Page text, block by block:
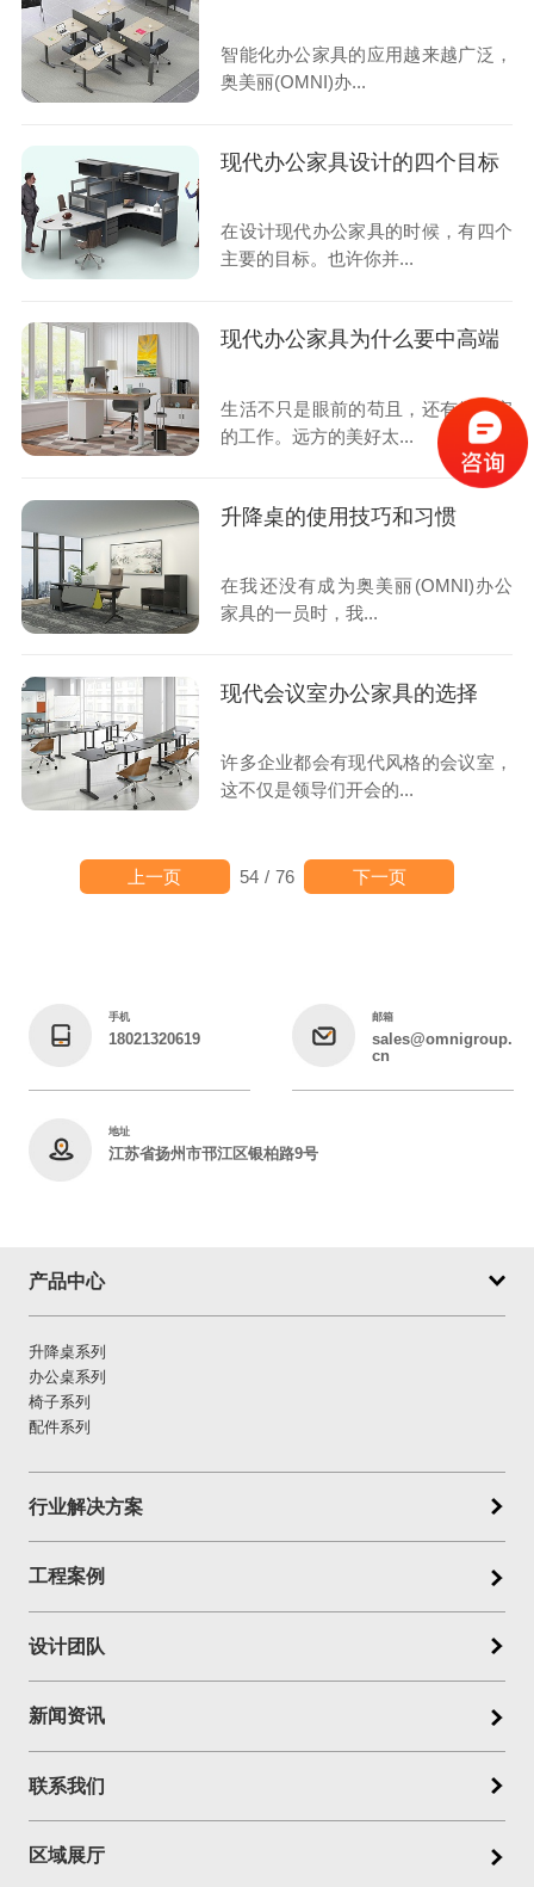
智能化办公家具的应用越来越广泛，
奥美丽(OMNI)办...
现代办公家具设计的四个目标
在设计现代办公家具的时候，有四个
主要的目标。也许你并...
现代办公家具为什么要中高端
生活不只是眼前的苟且，还有做不完
的工作。远方的美好太...
升降桌的使用技巧和习惯
在我还没有成为奥美丽(OMNI)办公
家具的一员时，我...
现代会议室办公家具的选择
许多企业都会有现代风格的会议室，
这不仅是领导们开会的...
54 / 76
上一页 下一页
手机
18021320619
邮箱
sales@omnigroup.
cn
地址
江苏省扬州市邗江区银柏路9号
产品中心
升降桌系列
办公桌系列
椅子系列
配件系列
行业解决方案
工程案例
设计团队
新闻资讯
联系我们
区域展厅